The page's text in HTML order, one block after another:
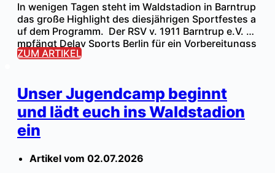
In wenigen Tagen steht im Waldstadion in Barntrup
das große Highlight des diesjährigen Sportfestes a
uf dem Programm. Der RSV v. 1911 Barntrup e.V. e
mpfängt Delay Sports Berlin für ein Vorbereitungss
piel gegen den VfB Schloß Holte im Waldstadion Ba
worben werden. Es wird keine Tageskasse geben!
[…]
ZUM ARTIKEL
Unser Jugendcamp beginnt
und lädt euch ins Waldstadion
ein
Artikel vom 02.07.2026